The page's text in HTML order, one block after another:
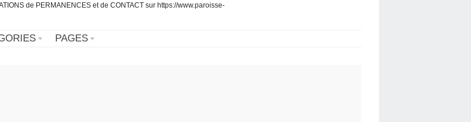
de PERMANENCES et de CONTACT sur https://www.paroisse-
PAGES